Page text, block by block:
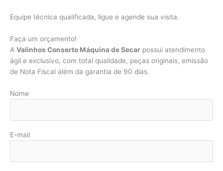
Equipe técnica qualificada, ligue e agende sua visita.
Faça um orçamento!
A Valinhos Conserto Máquina de Secar possui atendimento
ágil e exclusivo, com total qualidade, peças originais, emissão
de Nota Fiscal além da garantia de 90 dias.
Nome
E-mail